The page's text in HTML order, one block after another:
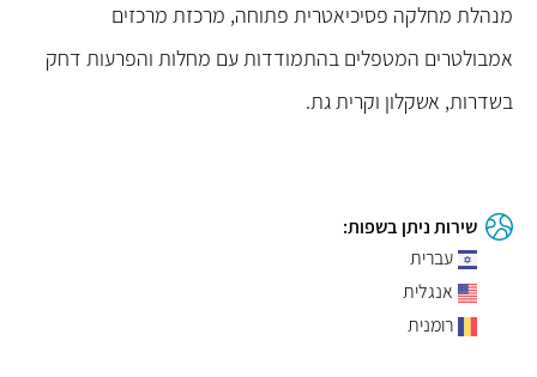
מנהלת מחלקה פסיכיאטרית פתוחה, מרכזת מרכזים
אמבולטרים המטפלים בהתמודדות עם מחלות והפרעות דחק
בשדרות, אשקלון וקרית גת.
שירות ניתן בשפות:
עברית
אנגלית
רומנית